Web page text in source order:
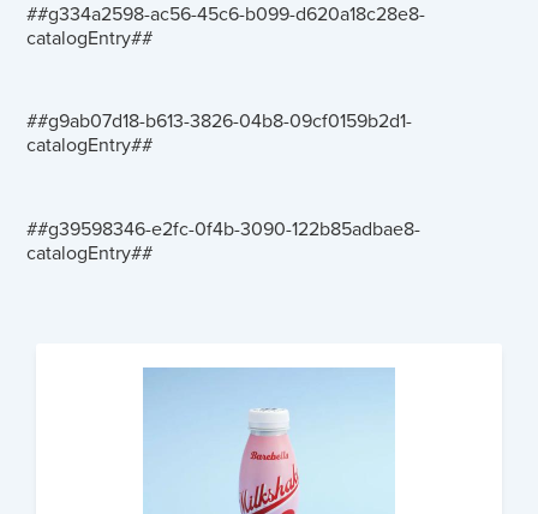
##g334a2598-ac56-45c6-b099-d620a18c28e8-
catalogEntry##
##g9ab07d18-b613-3826-04b8-09cf0159b2d1-
catalogEntry##
##g39598346-e2fc-0f4b-3090-122b85adbae8-
catalogEntry##